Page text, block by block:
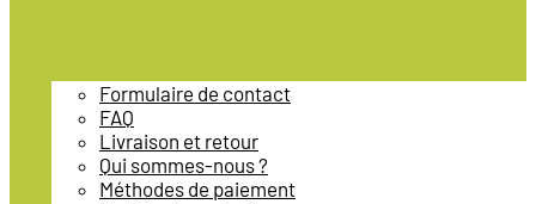
Formulaire de contact
FAQ
Livraison et retour
Qui sommes-nous ?
Méthodes de paiement